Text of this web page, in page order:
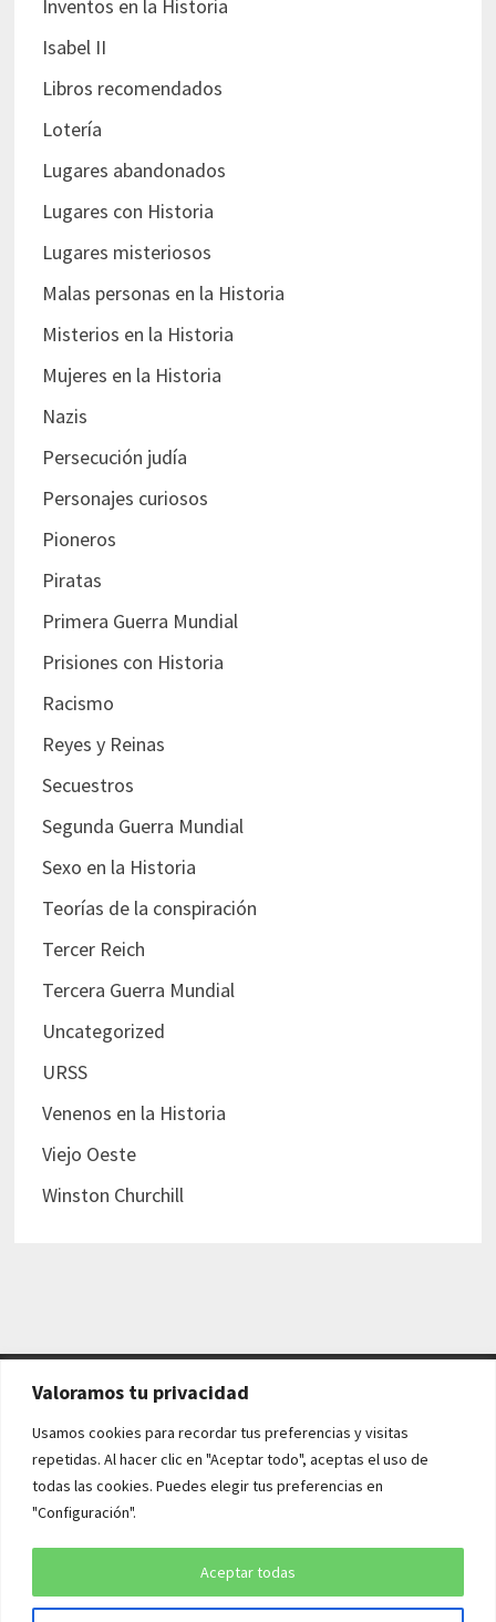
Valoramos tu privacidad
Usamos cookies para recordar tus preferencias y visitas
repetidas. Al hacer clic en "Aceptar todo", aceptas el uso de
todas las cookies. Puedes elegir tus preferencias en
"Configuración".
Aceptar todas
Inventos en la Historia
Isabel II
Libros recomendados
Lotería
Lugares abandonados
Lugares con Historia
Lugares misteriosos
Malas personas en la Historia
Misterios en la Historia
Mujeres en la Historia
Nazis
Persecución judía
Personajes curiosos
Pioneros
Piratas
Primera Guerra Mundial
Prisiones con Historia
Racismo
Reyes y Reinas
Secuestros
Segunda Guerra Mundial
Sexo en la Historia
Teorías de la conspiración
Tercer Reich
Tercera Guerra Mundial
Uncategorized
URSS
Venenos en la Historia
Viejo Oeste
Winston Churchill
AVISO LEGAL Y POLÍTICAS
Aviso legal
Política de cookies